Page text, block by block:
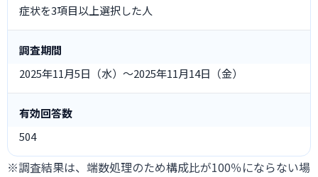
症状を3項目以上選択した人
調査期間
2025年11月5日（水）～2025年11月14日（金）
有効回答数
504
※調査結果は、端数処理のため構成比が100％にならない場